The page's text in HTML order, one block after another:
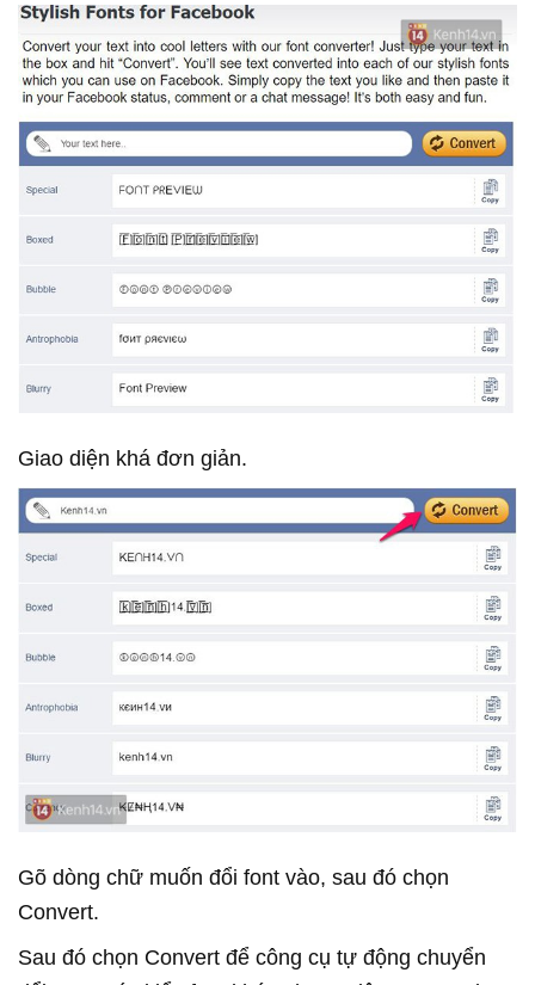
Giao diện khá đơn giản.
Gõ dòng chữ muốn đổi font vào, sau đó chọn
Convert.
Sau đó chọn Convert để công cụ tự động chuyển